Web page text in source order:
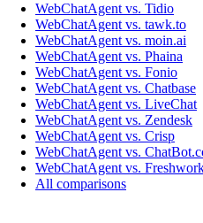
WebChatAgent vs. Tidio
WebChatAgent vs. tawk.to
WebChatAgent vs. moin.ai
WebChatAgent vs. Phaina
WebChatAgent vs. Fonio
WebChatAgent vs. Chatbase
WebChatAgent vs. LiveChat
WebChatAgent vs. Zendesk
WebChatAgent vs. Crisp
WebChatAgent vs.
WebChatAgent vs.
All comparisons